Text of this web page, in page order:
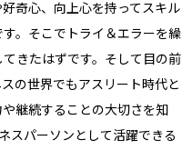
奇心、向上心を持ってスキル
。そこでトライ＆エラーを繰
きたはずです。そして目の前
の世界でもアスリート時代と
継続することの大切さを知
スパーソンとして活躍できる